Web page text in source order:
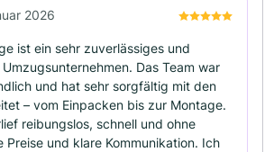
2026
ist ein sehr zuverlässiges und
Das Team war
und hat sehr sorgfältig mit den
– vom Einpacken bis zur Montage.
reibungslos, schnell und ohne
Preise und klare Kommunikation. Ich